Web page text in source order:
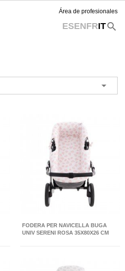
Área de profesionales
ESENFRITsearch

FODERA PER NAVICELLA BUGA
UNIV SERENI ROSA 35X80X26 CM